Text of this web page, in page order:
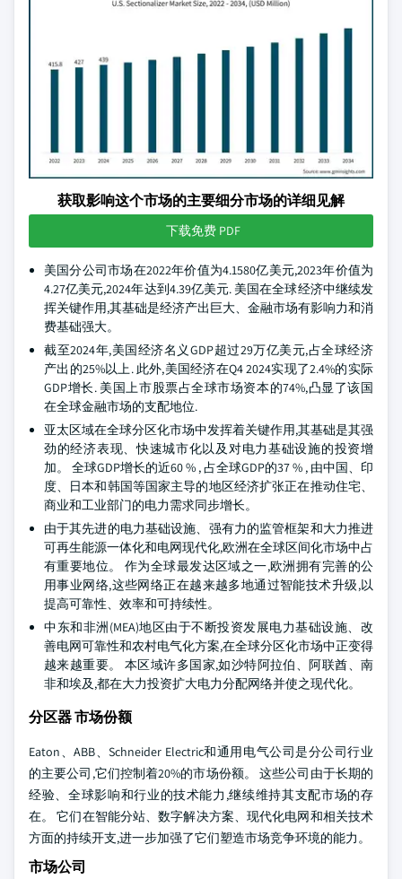
获取影响这个市场的主要细分市场的详细见解
下载免费 PDF
美国分公司市场在2022年价值为4.1580亿美元,2023年价值为
4.27亿美元,2024年达到4.39亿美元. 美国在全球经济中继续发
挥关键作用,其基础是经济产出巨大、金融市场有影响力和消
费基础强大。
截至2024年,美国经济名义GDP超过29万亿美元,占全球经济
产出的25%以上. 此外,美国经济在Q4 2024实现了2.4%的实际
GDP增长. 美国上市股票占全球市场资本的74%,凸显了该国
在全球金融市场的支配地位.
亚太区域在全球分区化市场中发挥着关键作用,其基础是其强
劲的经济表现、快速城市化以及对电力基础设施的投资增
加。 全球GDP增长的近60 % , 占全球GDP的37 % , 由中国、印
度、日本和韩国等国家主导的地区经济扩张正在推动住宅、
商业和工业部门的电力需求同步增长。
由于其先进的电力基础设施、强有力的监管框架和大力推进
可再生能源一体化和电网现代化,欧洲在全球区间化市场中占
有重要地位。 作为全球最发达区域之一,欧洲拥有完善的公
用事业网络,这些网络正在越来越多地通过智能技术升级,以
提高可靠性、效率和可持续性。
中东和非洲(MEA)地区由于不断投资发展电力基础设施、改
善电网可靠性和农村电气化方案,在全球分区化市场中正变得
越来越重要。 本区域许多国家,如沙特阿拉伯、阿联酋、南
非和埃及,都在大力投资扩大电力分配网络并使之现代化。
分区器 市场份额
Eaton、ABB、Schneider Electric和通用电气公司是分公司行业
的主要公司,它们控制着20%的市场份额。 这些公司由于长期的
经验、全球影响和行业的技术能力,继续维持其支配市场的存
在。 它们在智能分站、数字解决方案、现代化电网和相关技术
方面的持续开支,进一步加强了它们塑造市场竞争环境的能力。
市场公司